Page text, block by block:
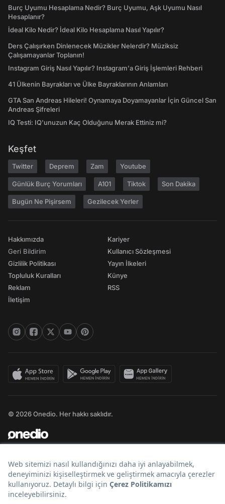
Burç Uyumu Hesaplama Nedir? Burç Uyumu, Aşk Uyumu Nasıl
Hesaplanır?
İdeal Kilo Nedir? İdeal Kilo Hesaplama Nasıl Yapılır?
Ders Çalışırken Dinlenecek Müzikler Nelerdir? Müziksiz
Çalışamayanlar Toplanın!
Instagram Giriş Nasıl Yapılır? Instagram'a Giriş İşlemleri Rehberi
41 Ülkenin Bayrakları ve Ülke Bayraklarının Anlamları
GTA San Andreas Hileleri! Oynamaya Doyamayanlar İçin Güncel San
Andreas Şifreleri
IQ Testi: IQ'unuzun Kaç Olduğunu Merak Ettiniz mi?
Keşfet
Twitter Deprem Zam Youtube
Günlük Burç Yorumları A101 Tiktok Son Dakika
Bugün Ne Pişirsem Gezilecek Yerler
Hakkımızda
Geri Bildirim
Gizlilik Politikası
Topluluk Kuralları
Reklam
İletişim
Kariyer
Kullanıcı Sözleşmesi
Yayın İlkeleri
Künye
RSS
© 2026 Onedio. Her hakkı saklıdır.
Bir markasıdır.